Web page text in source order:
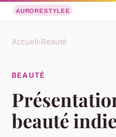
Accueil›Beauté
BEAUTÉ
beauté